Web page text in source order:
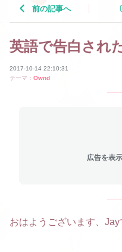
前の記事へ
英語で告白され
2017-10-14 22:10:31
テーマ： Ownd
広告を表
おはようございます、Jay